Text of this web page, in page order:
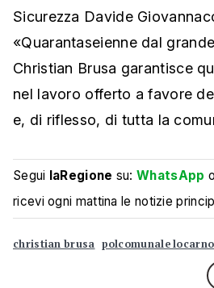
Sicurezza Davide
«Quarantaseienne dal
Christian Brusa garantisce
nel lavoro offerto a favore
e, di riflesso, di tutta la
Segui laRegione su:WhatsApp
ricevi ogni mattina le notizie
christian brusa polcomunale locarno